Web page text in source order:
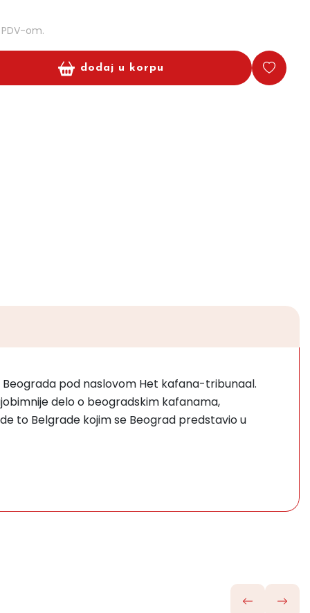
om.
dodaj u korpu
Beograda pod naslovom Het kafana-tribunaal.
delo o beogradskim kafanama,
to Belgrade kojim se Beograd predstavio u